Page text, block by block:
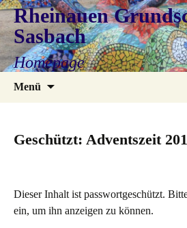
Rheinauen
Sasbach
Homepage
Menü
Geschützt: Adventszeit
Dieser Inhalt ist passwortgeschützt.
ein, um ihn anzeigen zu können.